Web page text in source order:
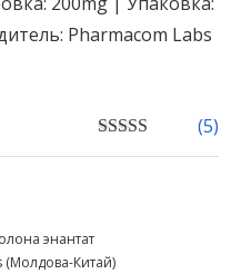
Pharmacom Labs
5.00out of 5
(5)
энантат
(Молдова-Китай)